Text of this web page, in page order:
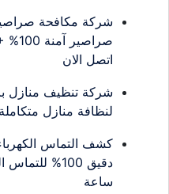
شركة مكافحة
اتصل الان
لنظافة منازل متكاملة100% اتصل بنا الان
كشف التماس
ساعة